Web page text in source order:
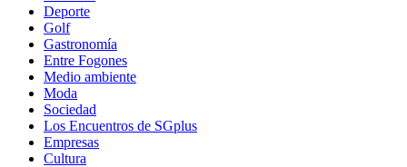
Deporte
Golf
Gastronomía
Entre Fogones
Medio ambiente
Moda
Sociedad
Los Encuentros de SGplus
Empresas
Cultura